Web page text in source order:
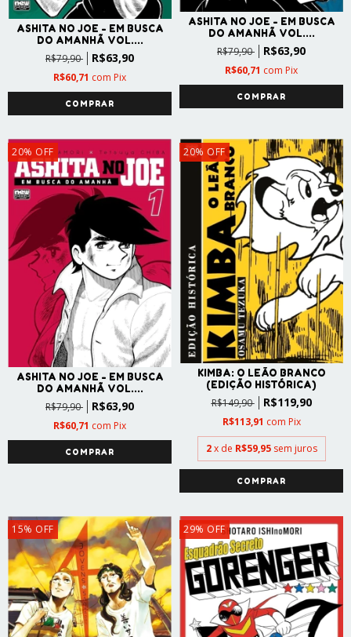
ASHITA NO JOE - EM BUSCA
DO AMANHÃ VOL....
R$79,90 R$63,90
R$60,71 com Pix
ASHITA NO JOE - EM BUSCA
DO AMANHÃ VOL....
R$79,90 R$63,90
R$60,71 com Pix
20% OFF
ASHITA NO JOE - EM BUSCA
DO AMANHÃ VOL....
R$79,90 R$63,90
R$60,71 com Pix
20% OFF
KIMBA: O LEÃO BRANCO
(EDIÇÃO HISTÓRICA)
R$149,90 R$119,90
R$113,91 com Pix
2 x de R$59,95 sem juros
15% OFF 29% OFF